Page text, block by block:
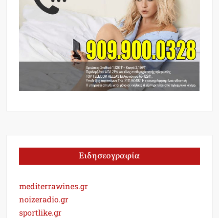
Ειδησεογραφία
mediterrawines.gr
noizeradio.gr
sportlike.gr